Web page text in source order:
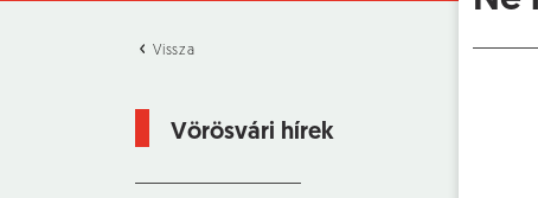
Vissza
Vörösvári hírek